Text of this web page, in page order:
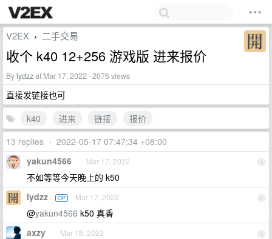
V2EX › 二手交易
收个 k40 12+256 游戏版 进来报价
By lydzzat Mar 17, 2022 · 2076 views
直接发链接也可
k40
进来 链接
报价
13 replies • 2022-05-17 07:47:34 +08:00
1
yakun4566 Mar 17, 2022
不如等等今天晚上的 k50
2
lydzz OP Mar 17, 2022
@yakun4566 k50 真香
3
axzy Mar 18, 2022